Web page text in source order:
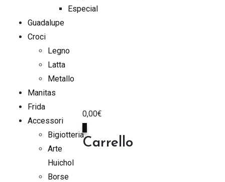
Especial
Guadalupe
Croci
Legno
Latta
Metallo
Manitas
Frida
Accessori
Bigiotteria
Arte
Huichol
Borse
0,00€
0
Carrello